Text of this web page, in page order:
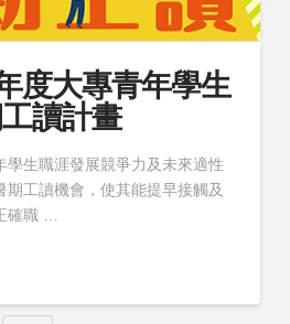
度大專青年學生
讀計畫
學生職涯發展競爭力及未來適性
期工讀機會，使其能提早接觸及
確職 …